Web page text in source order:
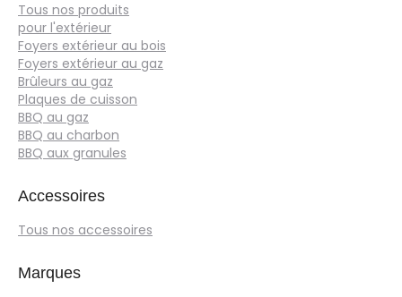
Tous nos produits
pour l'extérieur
Foyers extérieur au bois
Foyers extérieur au gaz
Brûleurs au gaz
Plaques de cuisson
BBQ au gaz
BBQ au charbon
BBQ aux granules
Accessoires
Tous nos accessoires
Marques